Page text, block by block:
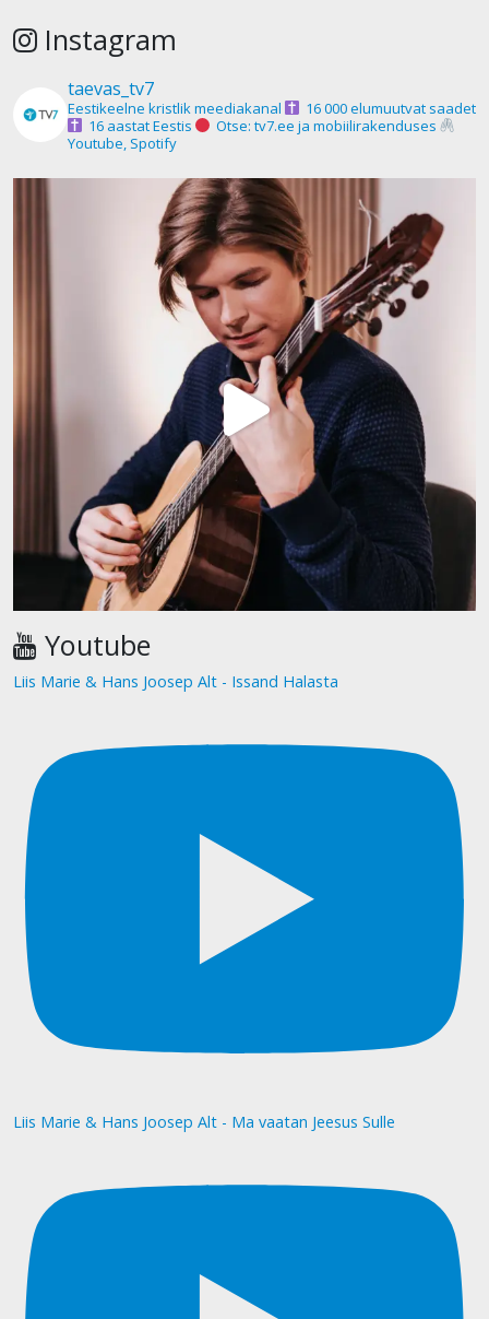
Instagram
taevas_tv7
Eestikeelne kristlik meediakanal
16 000 elumuutvat saadet
16 aastat Eestis
Otse: tv7.ee ja mobiilirakenduses
Youtube, Spotify
Youtube
Liis Marie & Hans Joosep Alt - Issand Halasta
Liis Marie & Hans Joosep Alt - Ma vaatan Jeesus Sulle